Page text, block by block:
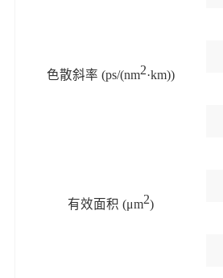
色散斜率 (ps/(nm2·km))
有效面积 (μm2)